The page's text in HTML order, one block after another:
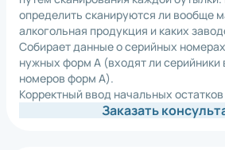
определить сканируются ли вообще
алкогольная продукция и каких
Собирает данные о серийных
нужных форм А (входят ли серийники
номеров форм А).
Корректный ввод начальных остатков
Заказать